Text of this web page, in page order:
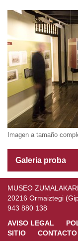
Imagen a tamaño
Galeria proba
MUSEO
20216 Ormaiztegi
943 880 138
AVISO LEGAL
SITIO
CONTACTO